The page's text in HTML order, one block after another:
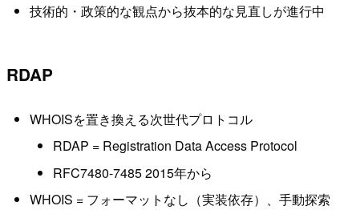
技術的・政策的な観点から抜本的な見直しが進行中
RDAP
WHOISを置き換える次世代プロトコル
RDAP = Registration Data Access Protocol
RFC7480-7485 2015年から
WHOIS = フォーマットなし（実装依存）、手動探索